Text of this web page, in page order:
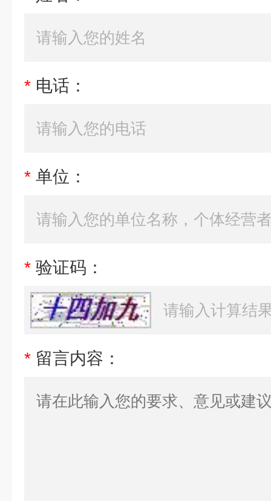
* 电话：
* 单位：
* 验证码：
* 留言内容：